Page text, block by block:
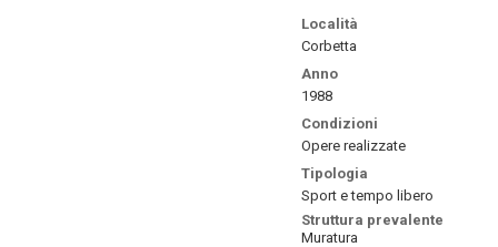
Località
Corbetta
Anno
1988
Condizioni
Opere realizzate
Tipologia
Sport e tempo libero
Struttura prevalente
Muratura